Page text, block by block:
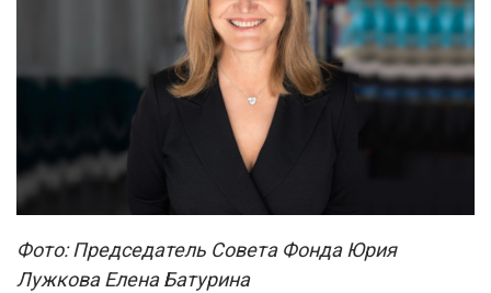
Фото: Председатель Совета Фонда Юрия
Лужкова Елена Батурина